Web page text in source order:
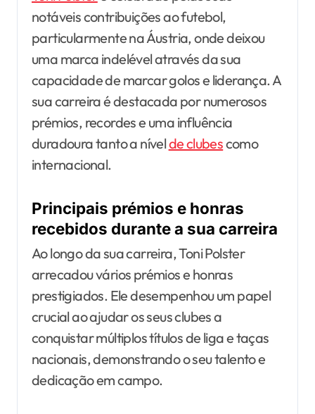
notáveis contribuições ao futebol,
particularmente na Áustria, onde deixou
uma marca indelével através da sua
capacidade de marcar golos e liderança. A
sua carreira é destacada por numerosos
prémios, recordes e uma influência
duradoura tanto a nívelde clubescomo
internacional.
Principais prémios e honras
recebidos durante a sua carreira
Ao longo da sua carreira, Toni Polster
arrecadou vários prémios e honras
prestigiados. Ele desempenhou um papel
crucial ao ajudar os seus clubes a
conquistar múltiplos títulos de liga e taças
nacionais, demonstrando o seu talento e
dedicação em campo.